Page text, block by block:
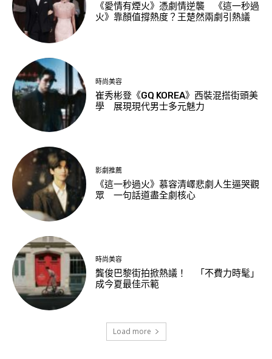
《愛情有煙火》憑劇情逆襲 《這一秒過
火》靠顏值撐熱度？王楚然兩劇引熱議
時尚美容
崔秀彬登《GQ KOREA》西裝混搭街頭美
學 展現現代男士多元魅力
影劇推薦
《這一秒過火》慕容清嶧悲劇人生逼哭觀
眾 一句話道盡全劇核心
時尚美容
龔俊巴黎街拍掀熱議！ 「不費力時髦」
成今夏最佳示範
Load more